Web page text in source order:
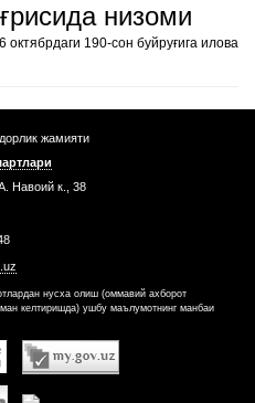
низоми
190-сон буйруғига илова
жамияти
Навоий к., 38
нусха олиш (оммавий ахборот
келтиришда) ушбу маълумотнинг манбаи